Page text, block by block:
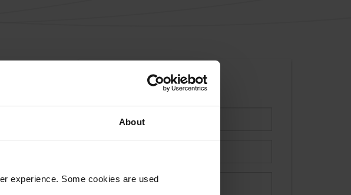
About
experience. Some cookies are used
Demo AP software